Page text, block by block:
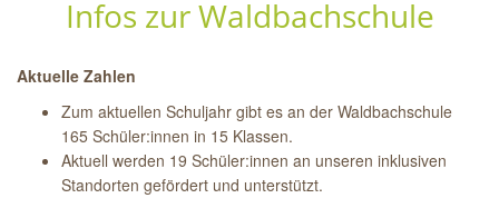
Infos zur Waldbachschule
Aktuelle Zahlen
Zum aktuellen Schuljahr gibt es an der Waldbachschule
165 Schüler:innen in 15 Klassen.
Aktuell werden 19 Schüler:innen an unseren inklusiven
Standorten gefördert und unterstützt.